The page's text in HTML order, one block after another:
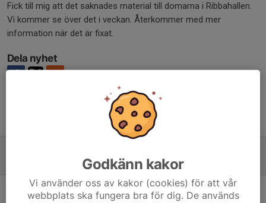
Fick till mig att det saknades material till domarna i Ribbahallen.
Vi kommer se över det i veckan. Återkommer med mer
information när det är fixat.
Dela nyhet
9 nov 2025 0
Godkänn kakor
Vi använder oss av kakor (cookies) för att vår
webbplats ska fungera bra för dig. De används